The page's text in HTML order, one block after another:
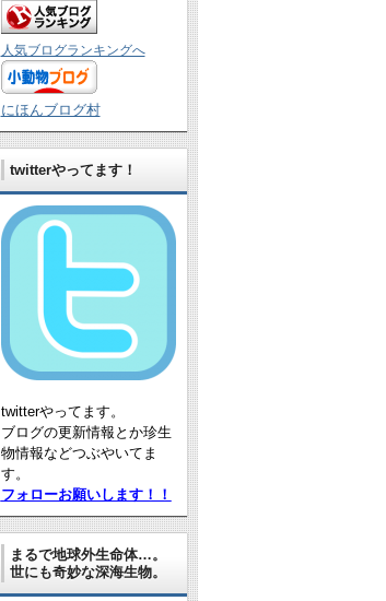
人気ブログランキングへ
にほんブログ村
twitterやってます！
twitterやってます。
ブログの更新情報とか珍生
物情報などつぶやいてま
す。
フォローお願いします！！
まるで地球外生命体…。
世にも奇妙な深海生物。